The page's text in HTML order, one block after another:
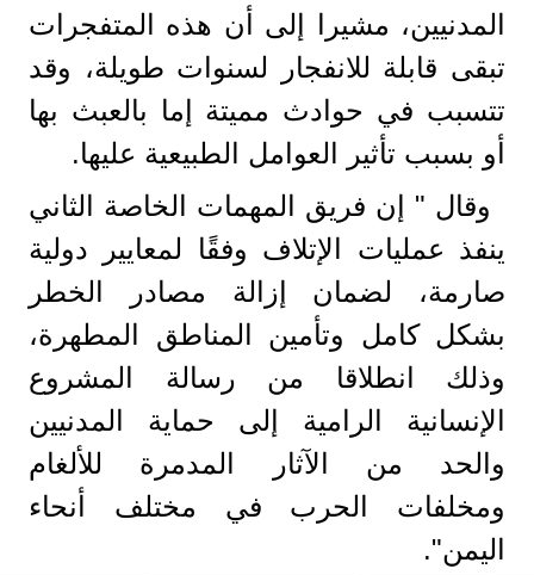
المدنيين، مشيرا إلى أن هذه المتفجرات
تبقى قابلة للانفجار لسنوات طويلة، وقد
تتسبب في حوادث مميتة إما بالعبث بها
أو بسبب تأثير العوامل الطبيعية عليها.
وقال " إن فريق المهمات الخاصة الثاني
ينفذ عمليات الإتلاف وفقًا لمعايير دولية
صارمة، لضمان إزالة مصادر الخطر
بشكل كامل وتأمين المناطق المطهرة،
وذلك انطلاقا من رسالة المشروع
الإنسانية الرامية إلى حماية المدنيين
والحد من الآثار المدمرة للألغام
ومخلفات الحرب في مختلف أنحاء
اليمن".